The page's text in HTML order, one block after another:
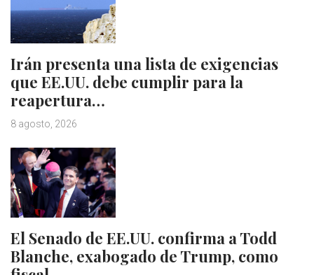
Irán presenta una lista de exigencias
que EE.UU. debe cumplir para la
reapertura…
8 agosto, 2026
El Senado de EE.UU. confirma a Todd
Blanche, exabogado de Trump, como